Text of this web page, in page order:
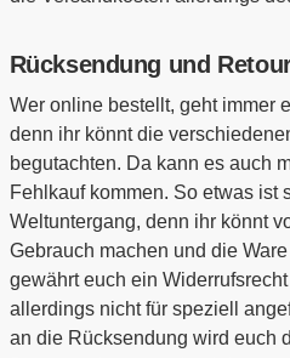
Rücksendung und
Wer online bestellt, geht immer
denn ihr könnt die
begutachten. Da kann es auch
Fehlkauf kommen. So etwas ist
Weltuntergang, denn ihr könnt
Gebrauch machen und die
gewährt euch ein
allerdings nicht für speziell
an die Rücksendung wird euch